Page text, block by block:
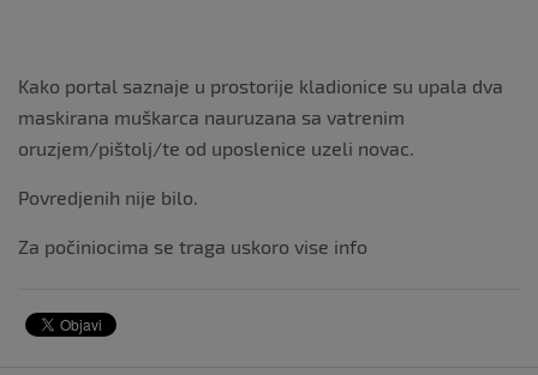
Kako portal saznaje u prostorije kladionice su upala dva
maskirana muškarca nauruzana sa vatrenim
oruzjem/pištolj/te od uposlenice uzeli novac.
Povredjenih nije bilo.
Za počiniocima se traga uskoro vise info